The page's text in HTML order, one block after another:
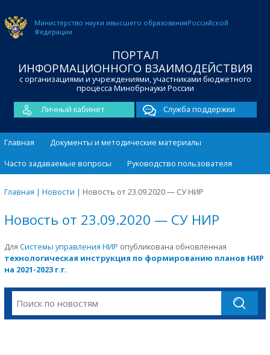
Министерство науки ивысшего образованияРоссийской
Федерации
ПОРТАЛ
ИНФОРМАЦИОННОГО ВЗАИМОДЕЙСТВИЯ
с организациями и учреждениями, участниками бюджетного
процесса Минобрнауки России
Личный кабинет
Служба поддержки
Главная
Документы и методические материалы
Часто задаваемые вопросы
Руководство пользователя
Главная | Новости | Новость от 23.09.2020 — СУ НИР
Новость от 23.09.2020 — СУ НИР
Для Системы управления НИР опубликована обновленная
технологическая инструкция по формированию планов НИР
на 2021-2023 г.г.